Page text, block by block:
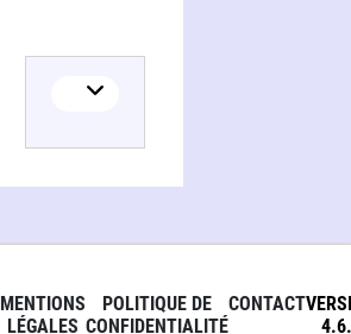
MENTIONS
LÉGALES
POLITIQUE DE
CONFIDENTIALITÉ
CONTACT